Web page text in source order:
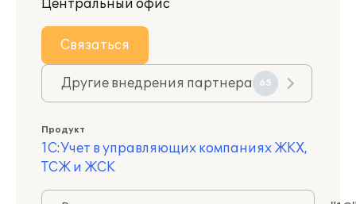
Центральный офис
Связаться
Другие внедрения партнера 65
Продукт
1С:Учет в управляющих компаниях ЖКХ,
ТСЖ и ЖСК